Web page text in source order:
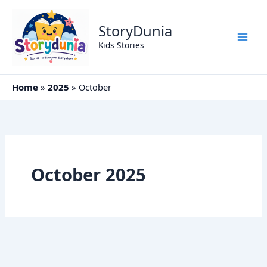
content
StoryDunia
Kids Stories
Home 2025 October
October 2025